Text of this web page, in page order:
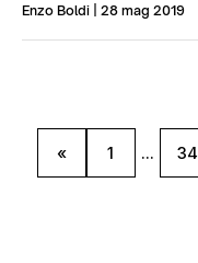
Enzo Boldi | 28 mag 2019
« 1 ... 34